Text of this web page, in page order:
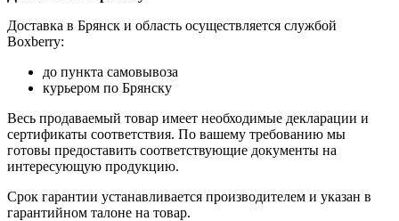
Доставка в Брянск и область осуществляется службой
Boxberry:
до пункта самовывоза
курьером по Брянску
Весь продаваемый товар имеет необходимые декларации и
сертификаты соответствия. По вашему требованию мы
готовы предоставить соответствующие документы на
интересующую продукцию.
Срок гарантии устанавливается производителем и указан в
гарантийном талоне на товар.